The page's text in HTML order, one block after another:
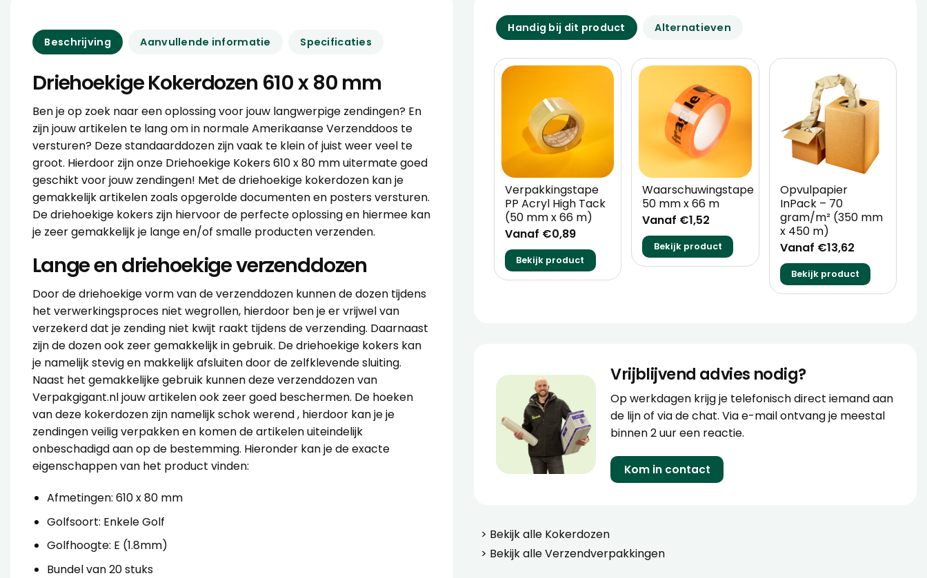
Beschrijving Aanvullende informatie Specificaties
Driehoekige Kokerdozen 610 x 80 mm
Ben je op zoek naar een oplossing voor jouw langwerpige zendingen? En
zijn jouw artikelen te lang om in normaleAmerikaanse Verzenddoos te
versturen? Deze standaarddozen zijn vaak te klein of juist weer veel te
groot. Hierdoor zijn onze Driehoekige Kokers 610 x 80 mm uitermate goed
geschikt voor jouw zendingen! Met de driehoekige kokerdozen kan je
gemakkelijk artikelen zoals opgerolde documenten en posters versturen.
De driehoekige kokers zijn hiervoor de perfecte oplossing en hiermee kan
je zeer gemakkelijk je lange en/of smalle producten verzenden.
Lange en driehoekige verzenddozen
Door de driehoekige vorm van de verzenddozen kunnen de dozen tijdens
het verwerkingsproces niet wegrollen, hierdoor ben je er vrijwel van
verzekerd dat je zending niet kwijt raakt tijdens de verzending. Daarnaast
zijn de dozen ook zeer gemakkelijk in gebruik. De driehoekige kokers kan
je namelijk stevig en makkelijk afsluiten door de zelfklevende sluiting.
Naast het gemakkelijke gebruik kunnen deze verzenddozen van
Verpakgigant.nl jouw artikelen ook zeer goed beschermen. De hoeken
van deze kokerdozen zijn namelijk schok werend , hierdoor kan je je
zendingen veilig verpakken en komen de artikelen uiteindelijk
onbeschadigd aan op de bestemming. Hieronder kan je de exacte
eigenschappen van het product vinden:
Afmetingen: 610 x 80 mm
Golfsoort: Enkele Golf
Golfhoogte: E (1.8mm)
Bundel van 20 stuks
Handig bij dit product Alternatieven
Verpakkingstape
PP Acryl High Tack
(50 mm x 66 m)
Vanaf €0,89
Bekijk product
Waarschuwingstape
50 mm x 66 m
Vanaf €1,52
Bekijk product
Opvulpapier
InPack – 70
gram/m² (350 mm
x 450 m)
Vanaf €13,62
Bekijk product
Vrijblijvend advies nodig?
Op werkdagen krijg je telefonisch direct iemand aan
de lijn of via de chat. Via e-mail ontvang je meestal
binnen 2 uur een reactie.
Kom in contact
> Bekijk alle Kokerdozen
> Bekijk alleVerzendverpakkingen